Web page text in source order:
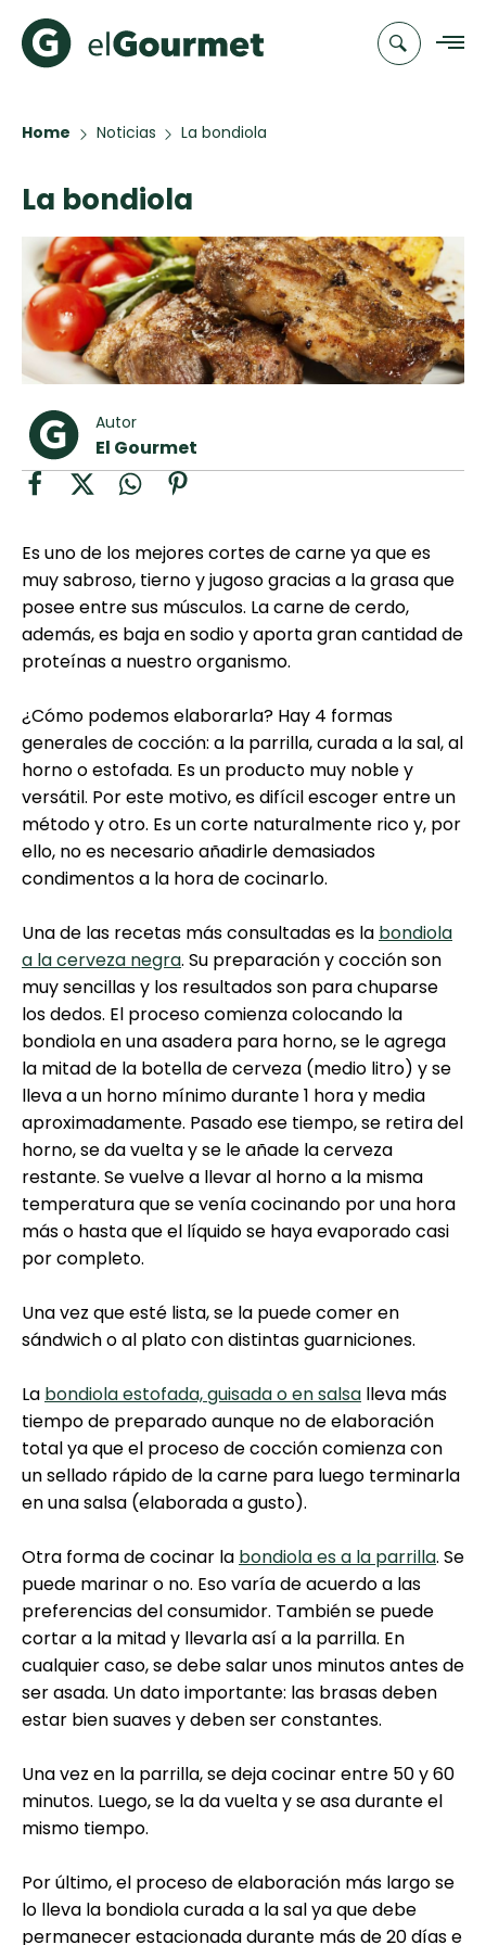
Recetas
Populares
Hot Pancakes
mi Papá
Galletas con
Chispas de
Chocolate
Key Lime Pie
Categorias
Cupcakes y
Muffins
recetas
Canal de
TV
Novedades
Home Noticias La bondiola
La bondiola
Autor
El Gourmet
Es uno de los mejores cortes de carne ya que es
muy sabroso, tierno y jugoso gracias a la grasa que
posee entre sus músculos. La carne de cerdo,
además, es baja en sodio y aporta gran cantidad de
proteínas a nuestro organismo.
¿Cómo podemos elaborarla? Hay 4 formas
generales de cocción: a la parrilla, curada a la sal, al
horno o estofada. Es un producto muy noble y
versátil. Por este motivo, es difícil escoger entre un
método y otro. Es un corte naturalmente rico y, por
ello, no es necesario añadirle demasiados
condimentos a la hora de cocinarlo.
Una de las recetas más consultadas es la bondiola
a la cerveza negra. Su preparación y cocción son
muy sencillas y los resultados son para chuparse
los dedos. El proceso comienza colocando la
bondiola en una asadera para horno, se le agrega
la mitad de la botella de cerveza (medio litro) y se
lleva a un horno mínimo durante 1 hora y media
aproximadamente. Pasado ese tiempo, se retira del
horno, se da vuelta y se le añade la cerveza
restante. Se vuelve a llevar al horno a la misma
temperatura que se venía cocinando por una hora
más o hasta que el líquido se haya evaporado casi
por completo.
Una vez que esté lista, se la puede comer en
sándwich o al plato con distintas guarniciones.
La bondiola estofada, guisada o en salsa lleva más
tiempo de preparado aunque no de elaboración
total ya que el proceso de cocción comienza con
un sellado rápido de la carne para luego terminarla
en una salsa (elaborada a gusto).
Otra forma de cocinar la bondiola es a la parrilla. Se
puede marinar o no. Eso varía de acuerdo a las
preferencias del consumidor. También se puede
cortar a la mitad y llevarla así a la parrilla. En
cualquier caso, se debe salar unos minutos antes de
ser asada. Un dato importante: las brasas deben
estar bien suaves y deben ser constantes.
Una vez en la parrilla, se deja cocinar entre 50 y 60
minutos. Luego, se la da vuelta y se asa durante el
mismo tiempo.
Por último, el proceso de elaboración más largo se
lo lleva la bondiola curada a la sal ya que debe
permanecer estacionada durante más de 20 días e